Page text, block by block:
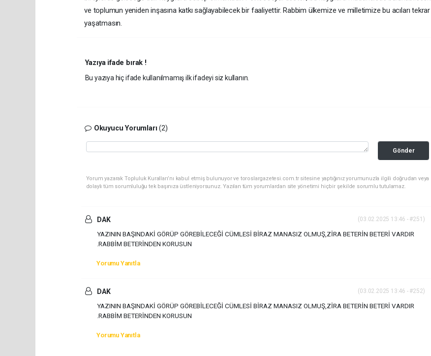
ve toplumun yeniden inşasına katkı sağlayabilecek bir faaliyettir. Rabbim ülkemize ve milletimize bu acıları tekrar
yaşatmasın.
Yazıya ifade bırak !
Bu yazıya hiç ifade kullanılmamış ilk ifadeyi siz kullanın.
Okuyucu Yorumları(2)
Gönder
Yorum yazarak Topluluk Kuralları’nı kabul etmiş bulunuyor ve toroslargazetesi.com.tr sitesine yaptığınız yorumunuzla ilgili doğrudan veya
dolaylı tüm sorumluluğu tek başınıza üstleniyorsunuz. Yazılan tüm yorumlardan site yönetimi hiçbir şekilde sorumlu tutulamaz.
DAK (03.02.2025 13:46 - #251)
YAZININ BAŞINDAKİ GÖRÜP GÖREBİLECEĞİ CÜMLESİ BİRAZ MANASIZ OLMUŞ,ZİRA BETERİN BETERİ VARDIR
.RABBİM BETERİNDEN KORUSUN
Yorumu Yanıtla
DAK (03.02.2025 13:46 - #252)
YAZININ BAŞINDAKİ GÖRÜP GÖREBİLECEĞİ CÜMLESİ BİRAZ MANASIZ OLMUŞ,ZİRA BETERİN BETERİ VARDIR
.RABBİM BETERİNDEN KORUSUN
Yorumu Yanıtla